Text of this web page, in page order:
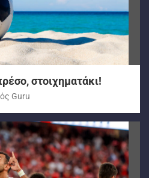
στοιχηματάκι!
Guru